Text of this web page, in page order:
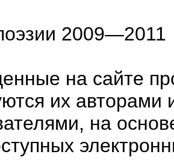
2009—2011
на сайте
их авторами
на